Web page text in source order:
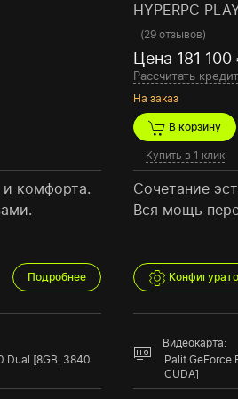
и комфорта.
Подробнее
Dual [8GB, 3840
HYPERPC
(29 отзывов)
Цена 181 100
Рассчитать кредит
На заказ
В корзину
Купить в 1 клик
Сочетание
Вся мощь
Видеокарта:
Palit GeForce
CUDA]